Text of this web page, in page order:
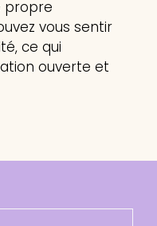
propre
vous sentir
ce qui
ouverte et